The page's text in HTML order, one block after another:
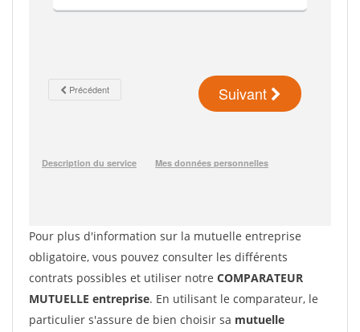
Pour plus d'information sur la mutuelle entreprise
obligatoire, vous pouvez consulter les différents
contrats possibles et utiliser notre COMPARATEUR
MUTUELLE entreprise. En utilisant le comparateur, le
particulier s'assure de bien choisir sa mutuelle